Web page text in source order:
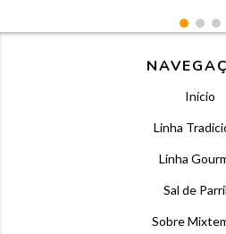
Início
Linha
Linha
Sal de
Sobre